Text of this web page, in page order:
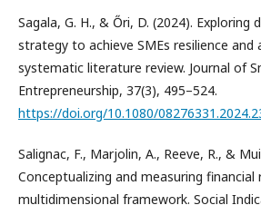
Sagala, G. H., & Őri, D. (2024).
strategy to achieve SMEs resilience and
systematic literature review. Journal of
Entrepreneurship, 37(3), 495–524.
https://doi.org/10.1080/
Salignac, F., Marjolin, A., Reeve, R., &
Conceptualizing and measuring financial
multidimensional framework. Social